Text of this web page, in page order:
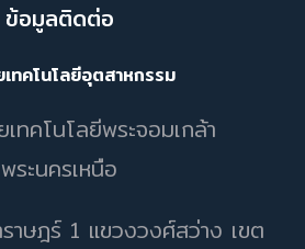
ข้อมูลติดต่อ
ทคโนโลยีอุตสาหกรรม
ทคโนโลยีพระจอมเกล้า
พระนครเหนือ
าษฎร์ 1 แขวงวงศ์สว่าง เขต